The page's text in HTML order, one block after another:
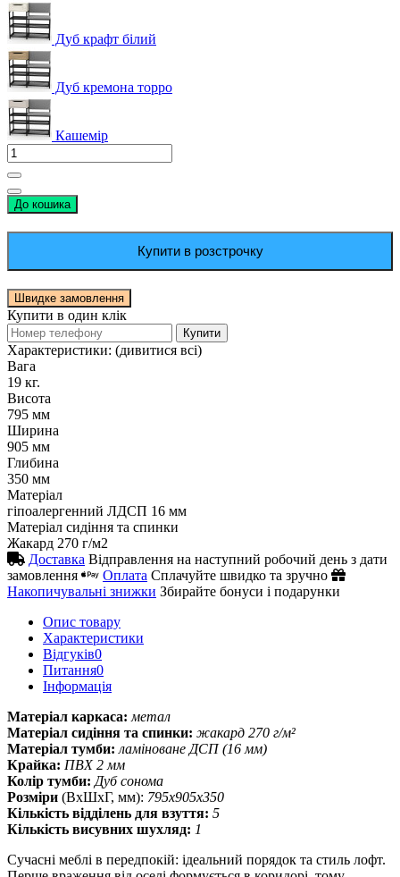
Дуб крафт білий
Дуб кремона торро
Кашемір
До кошика
Купити в розстрочку
Швидке замовлення
Купити в один клік
Купити
Характеристики: (дивитися всі)
Вага
19 кг.
Висота
795 мм
Ширина
905 мм
Глибина
350 мм
Матеріал
гіпоалергенний ЛДСП 16 мм
Матеріал сидіння та спинки
Жакард 270 г/м2
Доставка Відправлення на наступний робочий день з дати
замовлення
Оплата Сплачуйте швидко та зручно
Накопичувальні знижки Збирайте бонуси і подарунки
Опис товару
Характеристики
Відгуків0
Питання0
Iнформація
Матеріал каркаса: метал
Матеріал сидіння та спинки: жакард 270 г/м²
Матеріал тумби: ламіноване ДСП (16 мм)
Крайка: ПВХ 2 мм
Колір тумби: Дуб сонома
Розміри (ВхШхГ, мм): 795х905х350
Кількість відділень для взуття: 5
Кількість висувних шухляд: 1
Сучасні меблі в передпокій: ідеальний порядок та стиль лофт.